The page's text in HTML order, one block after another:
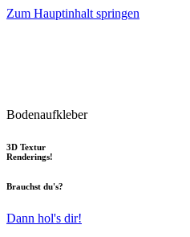
Zum Hauptinhalt springen
Bodenaufkleber
3D Textur
Renderings!
Brauchst du's?
Dann hol's dir!